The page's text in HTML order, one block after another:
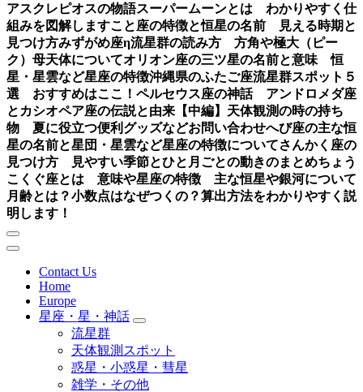
アスクレピオスの物語スーパームーンとは わかりやすく仕
組みを図解しますこと座の特徴と恒星の名前 見える時期と
見つけ方みずがめ座η流星群の読み方 方角や極大（ピー
ク）母天体についてオリオン座の三ツ星の名前と意味 恒
星・星雲など星座の特徴沖縄県のふたご座流星群スポット５
選 おすすめはここ！ ペルセウス座の神話 アンドロメダ座
とカシオペア座の伝説と由来【中編】 天体観測の時の持ち
物 夏に役立つ便利グッズなどお問い合わせへび座の主な恒
星の名前と星団・星雲など星座の特徴についてさんかく座の
見つけ方 見やすい季節とひと月ごとの動きのまとめちょう
こくぐ座とは 意味や星座の特徴 主な恒星や銀河について
月齢とは？小数点はなぜつくの？算出方法をわかりやすく説
明します！
Contact Us
Home
Europe
星座・星・神話
流星群
天体観測スポット
惑星・小惑星・彗星
雑学・その他